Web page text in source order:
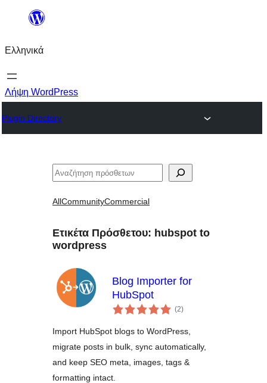
Μετάβαση
περιεχόμενο
Ελληνικά
Λήψη WordPress
Plugin Directory
Αναζήτηση
AllCommunityCommercial
Ετικέτα Πρόσθετου: hubspot to
wordpress
Blog Importer for
HubSpot
(2αξιολογήσεις
σύνολο
)
Import HubSpot blogs to WordPress,
migrate posts in bulk, sync automatically,
and keep SEO meta, images, tags &
formatting intact.